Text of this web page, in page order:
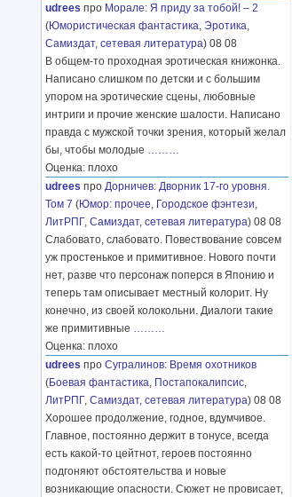
udrees про Морале: Я приду за тобой! – 2
(Юмористическая фантастика, Эротика,
Самиздат, сетевая литература) 08 08
В общем-то проходная эротическая книжонка.
Написано слишком по детски и с большим
упором на эротические сцены, любовные
интриги и прочие женские шалости. Написано
правда с мужской точки зрения, который желал
бы, чтобы молодые ………
Оценка: плохо
udrees про Дорничев: Дворник 17-го уровня.
Том 7 (Юмор: прочее, Городское фэнтези,
ЛитРПГ, Самиздат, сетевая литература) 08 08
Слабовато, слабовато. Повествование совсем
уж простенькое и примитивное. Нового почти
нет, разве что персонаж поперся в Японию и
теперь там описывает местный колорит. Ну
конечно, из своей колокольни. Диалоги такие
же примитивные ………
Оценка: плохо
udrees про Сугралинов: Время охотников
(Боевая фантастика, Постапокалипсис,
ЛитРПГ, Самиздат, сетевая литература) 08 08
Хорошее продолжение, годное, вдумчивое.
Главное, постоянно держит в тонусе, всегда
есть какой-то цейтнот, героев постоянно
подгоняют обстоятельства и новые
возникающие опасности. Сюжет не провисает,